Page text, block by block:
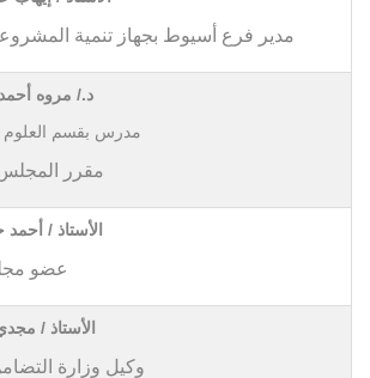
مدير فرع أسيوط بجهاز تنمية
د./ مروه
مدرس بقسم العلوم
مقرر
الأستاذ /
عضو
الأستاذ /
وكيل وزارة